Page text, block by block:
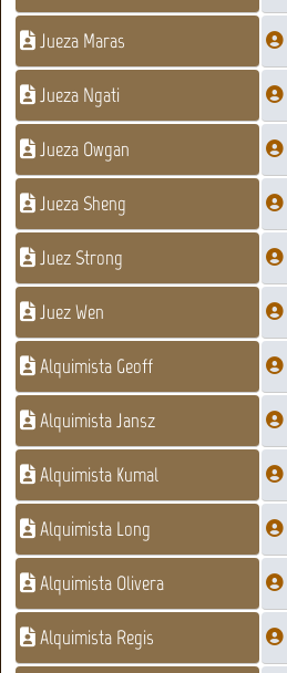
Jueza Maras
Jueza Ngati
Jueza Owgan
Jueza Sheng
Juez Strong
Juez Wen
Alquimista Geoff
Alquimista Jansz
Alquimista Kumal
Alquimista Long
Alquimista Olivera
Alquimista Regis